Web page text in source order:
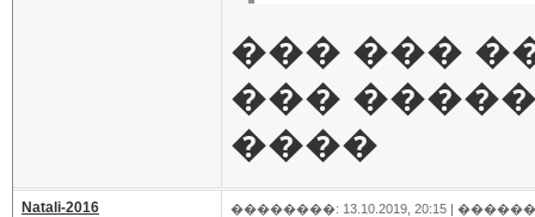
��� ���
���
����
Natali-2016 ��������: 13.10.2019, 20:15 |